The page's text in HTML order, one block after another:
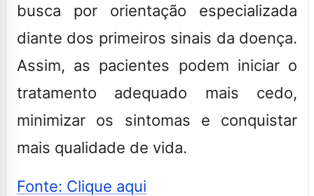
busca por orientação especializada
diante dos primeiros sinais da doença.
Assim, as pacientes podem iniciar o
tratamento adequado mais cedo,
minimizar os sintomas e conquistar
mais qualidade de vida.
Fonte: Clique aqui